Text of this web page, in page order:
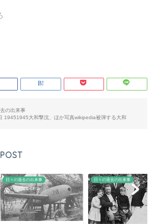
の出来事
19451945大和撃沈、ほか写真wikipedia被弾する大和
日々の過去の出来事 日々の過去の出来事